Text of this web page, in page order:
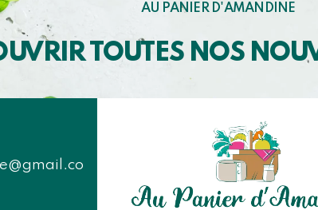
AU PANIER D'AMANDINE
TOUTES NOS